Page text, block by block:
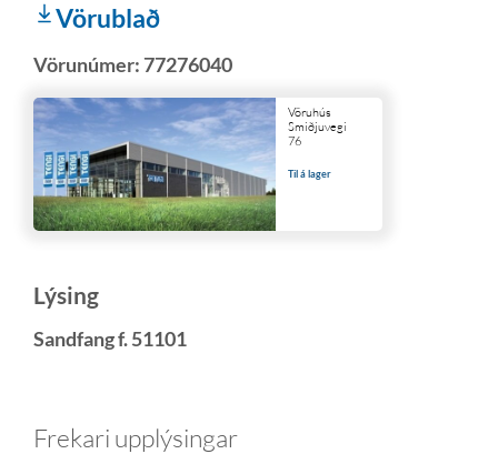
Vörublað
Vörunúmer:77276040
Vöruhús
Smiðjuvegi
76
Til á lager
Lýsing
Sandfang f. 51101
Frekari upplýsingar